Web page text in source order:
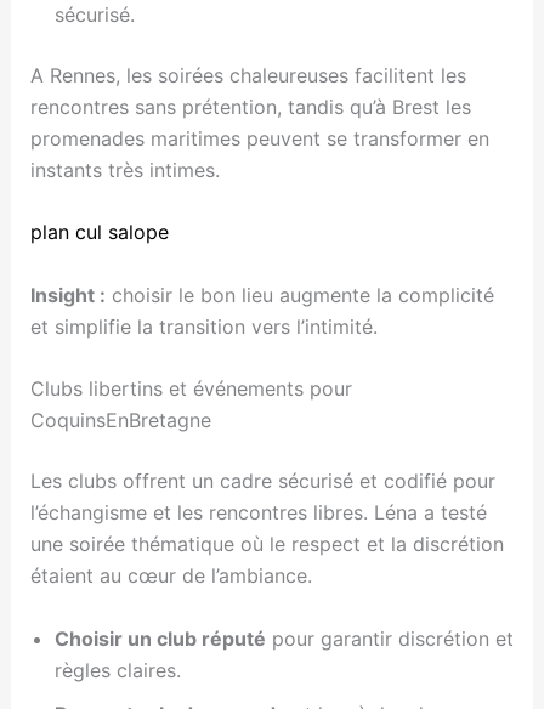
sécurisé.
A Rennes, les soirées chaleureuses facilitent les
rencontres sans prétention, tandis qu’à Brest les
promenades maritimes peuvent se transformer en
instants très intimes.
plan cul salope
Insight : choisir le bon lieu augmente la complicité
et simplifie la transition vers l’intimité.
Clubs libertins et événements pour
CoquinsEnBretagne
Les clubs offrent un cadre sécurisé et codifié pour
l’échangisme et les rencontres libres. Léna a testé
une soirée thématique où le respect et la discrétion
étaient au cœur de l’ambiance.
Choisir un club réputé pour garantir discrétion et
règles claires.